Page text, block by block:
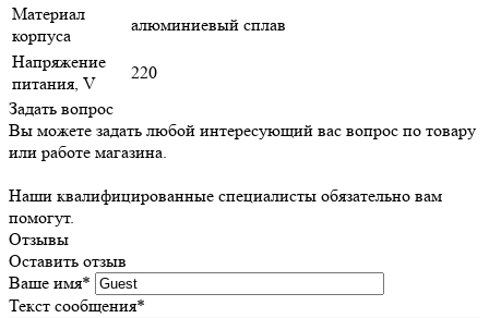
Материал
корпуса
алюминиевый сплав
Напряжение
питания, V
220
Задать вопрос
Вы можете задать любой интересующий вас вопрос по товару
или работе магазина.
Наши квалифицированные специалисты обязательно вам
помогут.
Отзывы
Оставить отзыв
Ваше имя*
Текст сообщения*